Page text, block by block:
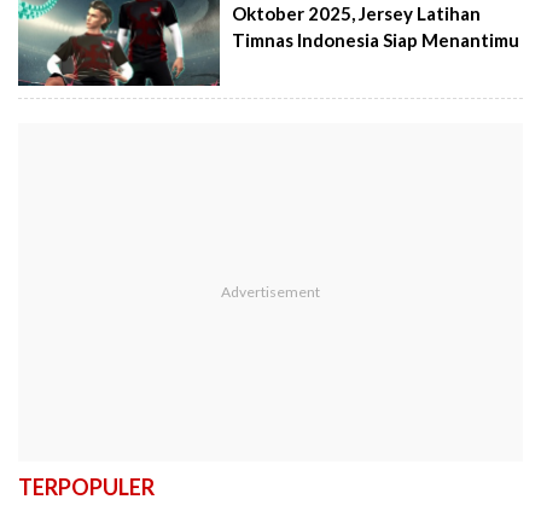
Oktober 2025, Jersey Latihan
Timnas Indonesia Siap Menantimu
TERPOPULER